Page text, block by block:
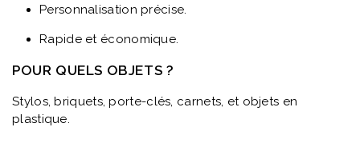
Personnalisation précise.
Rapide et économique.
POUR QUELS OBJETS ?
Stylos, briquets, porte-clés, carnets, et objets en
plastique.